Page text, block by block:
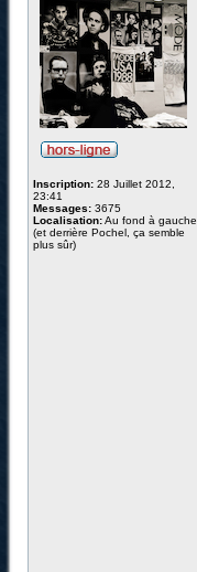
Inscription: 28 Juillet 2012,
23:41
Messages: 3675
Localisation:Au fond à gauche
(et derrière Pochel, ça semble
plus sûr)